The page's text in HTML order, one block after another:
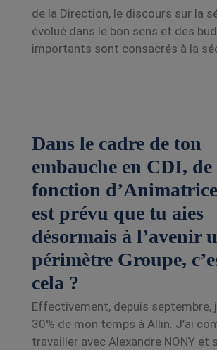
de la Direction, le discours sur la
évolué dans le bon sens et des
importants sont consacrés à la
Dans le cadre de ton
embauche en CDI, de
fonction
est prévu que tu aies
désormais à l’avenir
périmètre Groupe,
cela ?
Effectivement, depuis septembre,
30% de mon temps à Allin. J’ai
travailler avec Alexandre NONY et